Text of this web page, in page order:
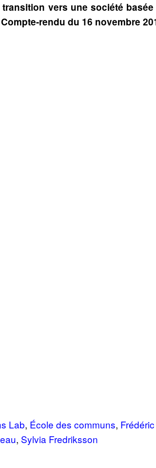
vers une société
rendu du 16 novembre
Lab, École des communs,
, Sylvia Fredriksson